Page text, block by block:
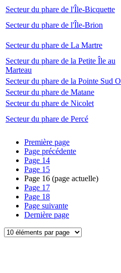
Secteur du phare de l'Île-Bicquette
Secteur du phare de l'Île-Brion
Secteur du phare de La Martre
Secteur du phare de la Petite Île au
Marteau
Secteur du phare de la Pointe Sud
Secteur du phare de Matane
Secteur du phare de Nicolet
Secteur du phare de Percé
Première page
Page précédente
Page 14
Page 15
Page 16 (page actuelle)
Page 17
Page 18
Page suivante
Dernière page